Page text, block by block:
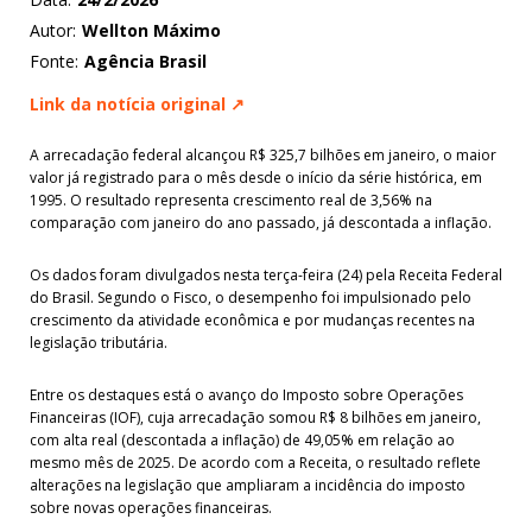
Autor: Wellton Máximo
Fonte: Agência Brasil
Link da notícia original ↗
A arrecadação federal alcançou R$ 325,7 bilhões em janeiro, o maior
valor já registrado para o mês desde o início da série histórica, em
1995. O resultado representa crescimento real de 3,56% na
comparação com janeiro do ano passado, já descontada a inflação.
Os dados foram divulgados nesta terça-feira (24) pela Receita Federal
do Brasil. Segundo o Fisco, o desempenho foi impulsionado pelo
crescimento da atividade econômica e por mudanças recentes na
legislação tributária.
Entre os destaques está o avanço do Imposto sobre Operações
Financeiras (IOF), cuja arrecadação somou R$ 8 bilhões em janeiro,
com alta real (descontada a inflação) de 49,05% em relação ao
mesmo mês de 2025. De acordo com a Receita, o resultado reflete
alterações na legislação que ampliaram a incidência do imposto
sobre novas operações financeiras.